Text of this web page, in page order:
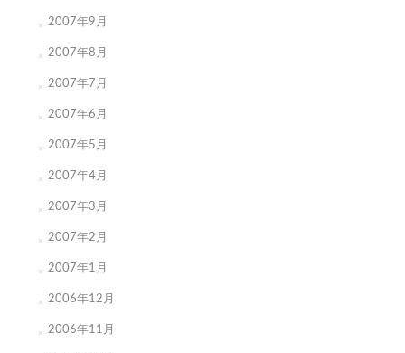
2007年9月
2007年8月
2007年7月
2007年6月
2007年5月
2007年4月
2007年3月
2007年2月
2007年1月
2006年12月
2006年11月